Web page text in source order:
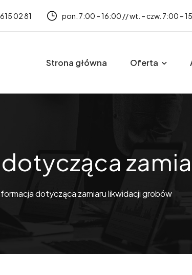
02 81 pon. 7:00 – 16:00 // wt. – czw. 7:00 –
Strona główna Oferta
dotycząca zamiaru likwidacji grobów